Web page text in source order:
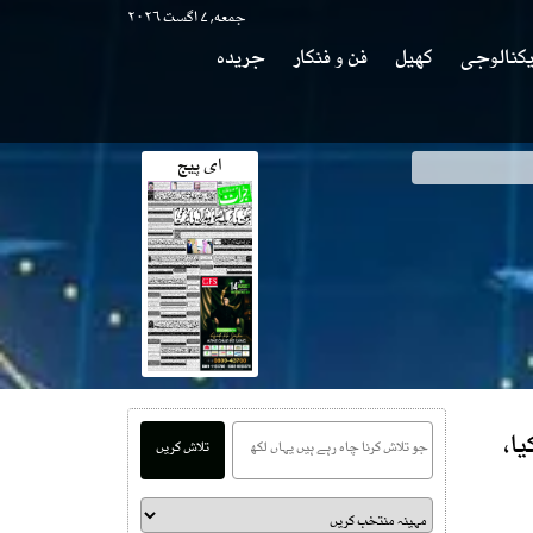
جمعه, ۷ اگست ۲۰۲۶
کھیل فن و فنکار
جریدہ
ای پیج
تلاش کریں